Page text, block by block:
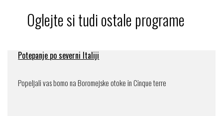
Oglejte si tudi ostale programe
Potepanje po severni Italiji
Popeljali vas bomo na Boromejske otoke in Cinque terre